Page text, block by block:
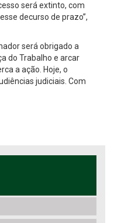
será extinto, com
decurso de prazo”,
será obrigado a
do Trabalho e arcar
a ação. Hoje, o
judiciais. Com